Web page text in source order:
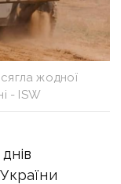
жодної
- ISW